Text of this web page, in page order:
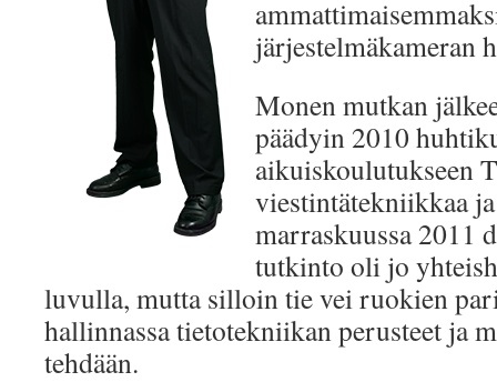
järjestelmäkameran
Monen mutkan
päädyin 2010
aikuiskoulutukseen
viestintätekniikkaa
marraskuussa 2011
tutkinto oli jo
luvulla, mutta silloin tie vei ruokien
hallinnassa tietotekniikan perusteet ja
tehdään.